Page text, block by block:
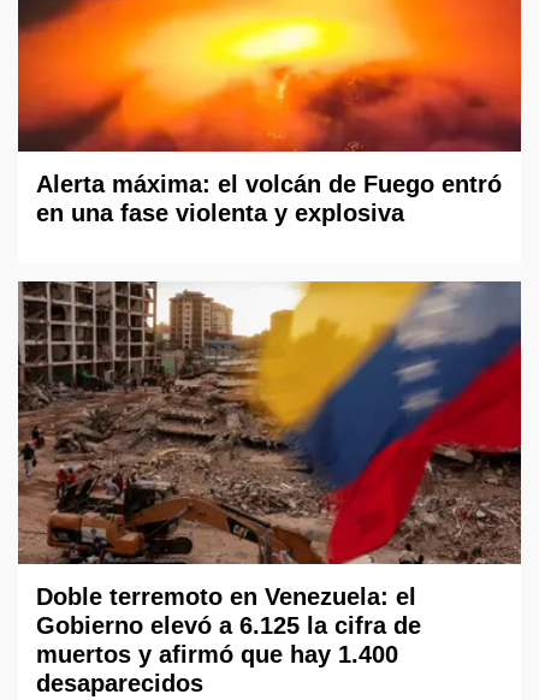
Alerta máxima: el volcán de Fuego entró
en una fase violenta y explosiva
Doble terremoto en Venezuela: el
Gobierno elevó a 6.125 la cifra de
muertos y afirmó que hay 1.400
desaparecidos